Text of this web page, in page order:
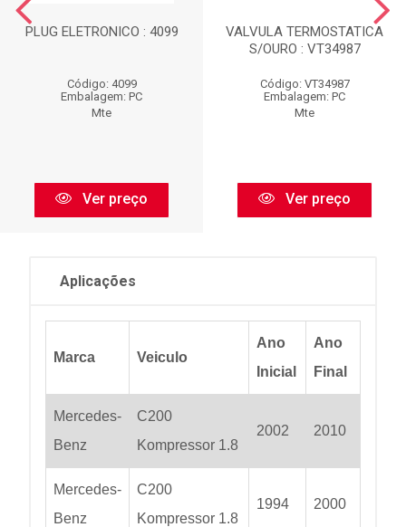
PLUG ELETRONICO : 4099
Código: 4099
Embalagem: PC
Mte
Ver preço
VALVULA TERMOSTATICA
S/OURO : VT34987
Código: VT34987
Embalagem: PC
Mte
Ver preço
Aplicações
Marca Veiculo
Ano
Inicial
Ano
Final
Mercedes-
Benz
C200
Kompressor 1.8
2002 2010
Mercedes-
Benz
C200
Kompressor 1.8
1994 2000